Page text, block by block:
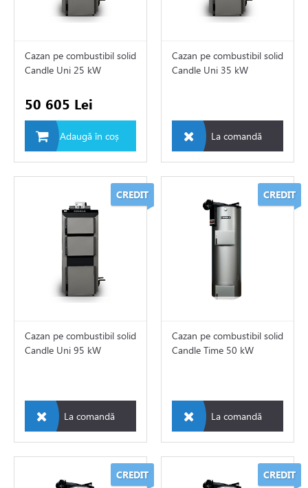
de aer conditionat
Cazan pe combustibil solid
Candle Uni 25 kW
50 605 Lei
Adaugă în coș
Cazan pe combustibil solid
Candle Uni 35 kW
La comandă
CREDIT
Cazan pe combustibil solid
Candle Uni 95 kW
La comandă
CREDIT
Cazan pe combustibil solid
Candle Time 50 kW
La comandă
CREDIT CREDIT